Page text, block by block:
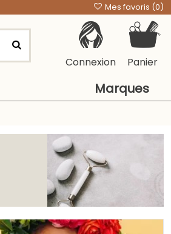
Mes favoris (0)
Connexion Panier
Marques